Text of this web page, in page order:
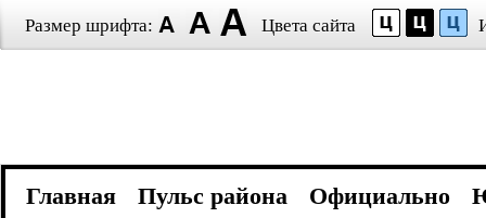
Размер шрифта: Цвета сайта
Главная Пульс района Официально